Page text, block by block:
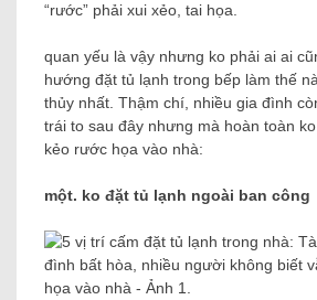
“rước” phải xui xẻo, tai họa.
quan yếu là vậy nhưng ko phải ai ai
hướng đặt tủ lạnh trong bếp làm thế
thủy nhất. Thậm chí, nhiều gia đình
trái to sau đây nhưng mà hoàn toàn
kẻo rước họa vào nhà:
một. ko đặt tủ lạnh ngoài ban công